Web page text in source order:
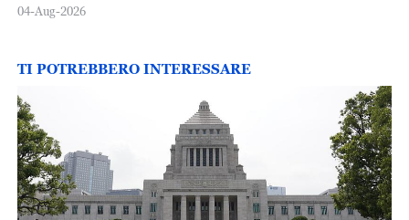
04-Aug-2026
TI POTREBBERO INTERESSARE